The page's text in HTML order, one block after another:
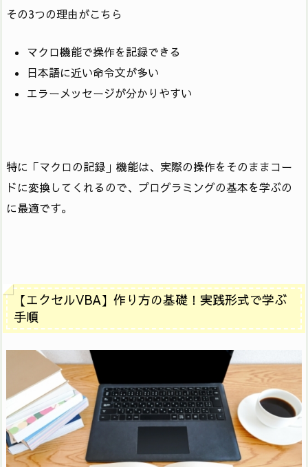
その3つの理由がこちら
マクロ機能で操作を記録できる
日本語に近い命令文が多い
エラーメッセージが分かりやすい
特に「マクロの記録」機能は、実際の操作をそのままコー
ドに変換してくれるので、プログラミングの基本を学ぶの
に最適です。
【エクセルVBA】作り方の基礎！実践形式で学ぶ
手順